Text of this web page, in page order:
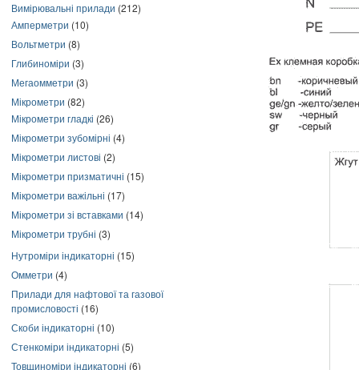
Вимірювальні прилади (212)
Амперметри (10)
Вольтметри (8)
Глибиноміри (3)
Мегаомметри (3)
Мікрометри (82)
Мікрометри гладкі (26)
Мікрометри зубомірні (4)
Мікрометри листові (2)
Мікрометри призматичні (15)
Мікрометри важільні (17)
Мікрометри зі вставками (14)
Мікрометри трубні (3)
Нутроміри індикаторні (15)
Омметри (4)
Прилади для нафтової та газової
промисловості (16)
Скоби індикаторні (10)
Стенкоміри індикаторні (5)
Товщиноміри індикаторні (6)